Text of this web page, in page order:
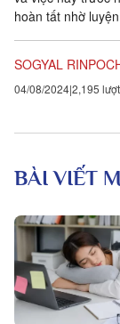
hoàn tất nhờ
SOGYAL
04/08/20242,195
BÀI VIẾT